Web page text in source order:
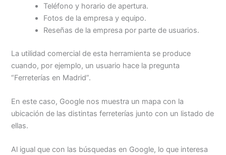
Teléfono y horario de apertura.
Fotos de la empresa y equipo.
Reseñas de la empresa por parte de usuarios.
La utilidad comercial de esta herramienta se produce
cuando, por ejemplo, un usuario hace la pregunta
“Ferreterías en Madrid”.
En este caso, Google nos muestra un mapa con la
ubicación de las distintas ferreterías junto con un listado de
ellas.
Al igual que con las búsquedas en Google, lo que interesa